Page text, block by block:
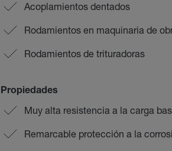
Acoplamientos dentados
Rodamientos en maquinaria de
Rodamientos de trituradoras
Propiedades
Muy alta resistencia a la carga
Remarcable protección a la